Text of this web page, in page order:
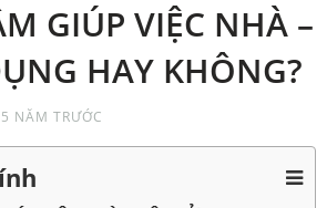
GIÚP VIỆC NHÀ –
HAY KHÔNG?
5 NĂM TRƯỚC